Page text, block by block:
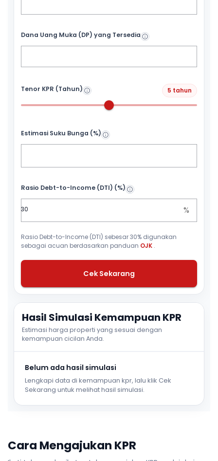
Dana Uang Muka (DP) yang Tersedia
Tenor KPR (Tahun) 5 tahun
Estimasi Suku Bunga (%)
Rasio Debt-to-Income (DTI) (%)
%
Rasio Debt-to-Income (DTI) sebesar 30% digunakan
sebagai acuan berdasarkan panduan OJK .
Cek Sekarang
Hasil Simulasi Kemampuan KPR
Estimasi harga properti yang sesuai dengan
kemampuan cicilan Anda.
Belum ada hasil simulasi
Lengkapi data di kemampuan kpr, lalu klik Cek
Sekarang untuk melihat hasil simulasi.
Cara Mengajukan KPR